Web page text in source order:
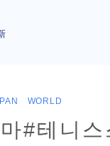
WORLD
#테니스